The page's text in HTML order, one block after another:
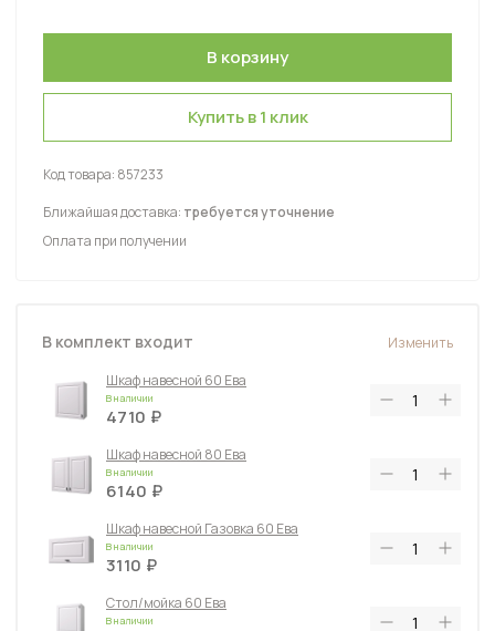
Купить в 1 клик
Код товара: 857233
Ближайшая доставка: требуется уточнение
Оплата при получении
В комплект входит Изменить
Шкаф навесной 60 Ева
В наличии
4710
Шкаф навесной 80 Ева
В наличии
6140
Шкаф навесной Газовка 60 Ева
В наличии
3110
Стол/мойка 60 Ева
В наличии